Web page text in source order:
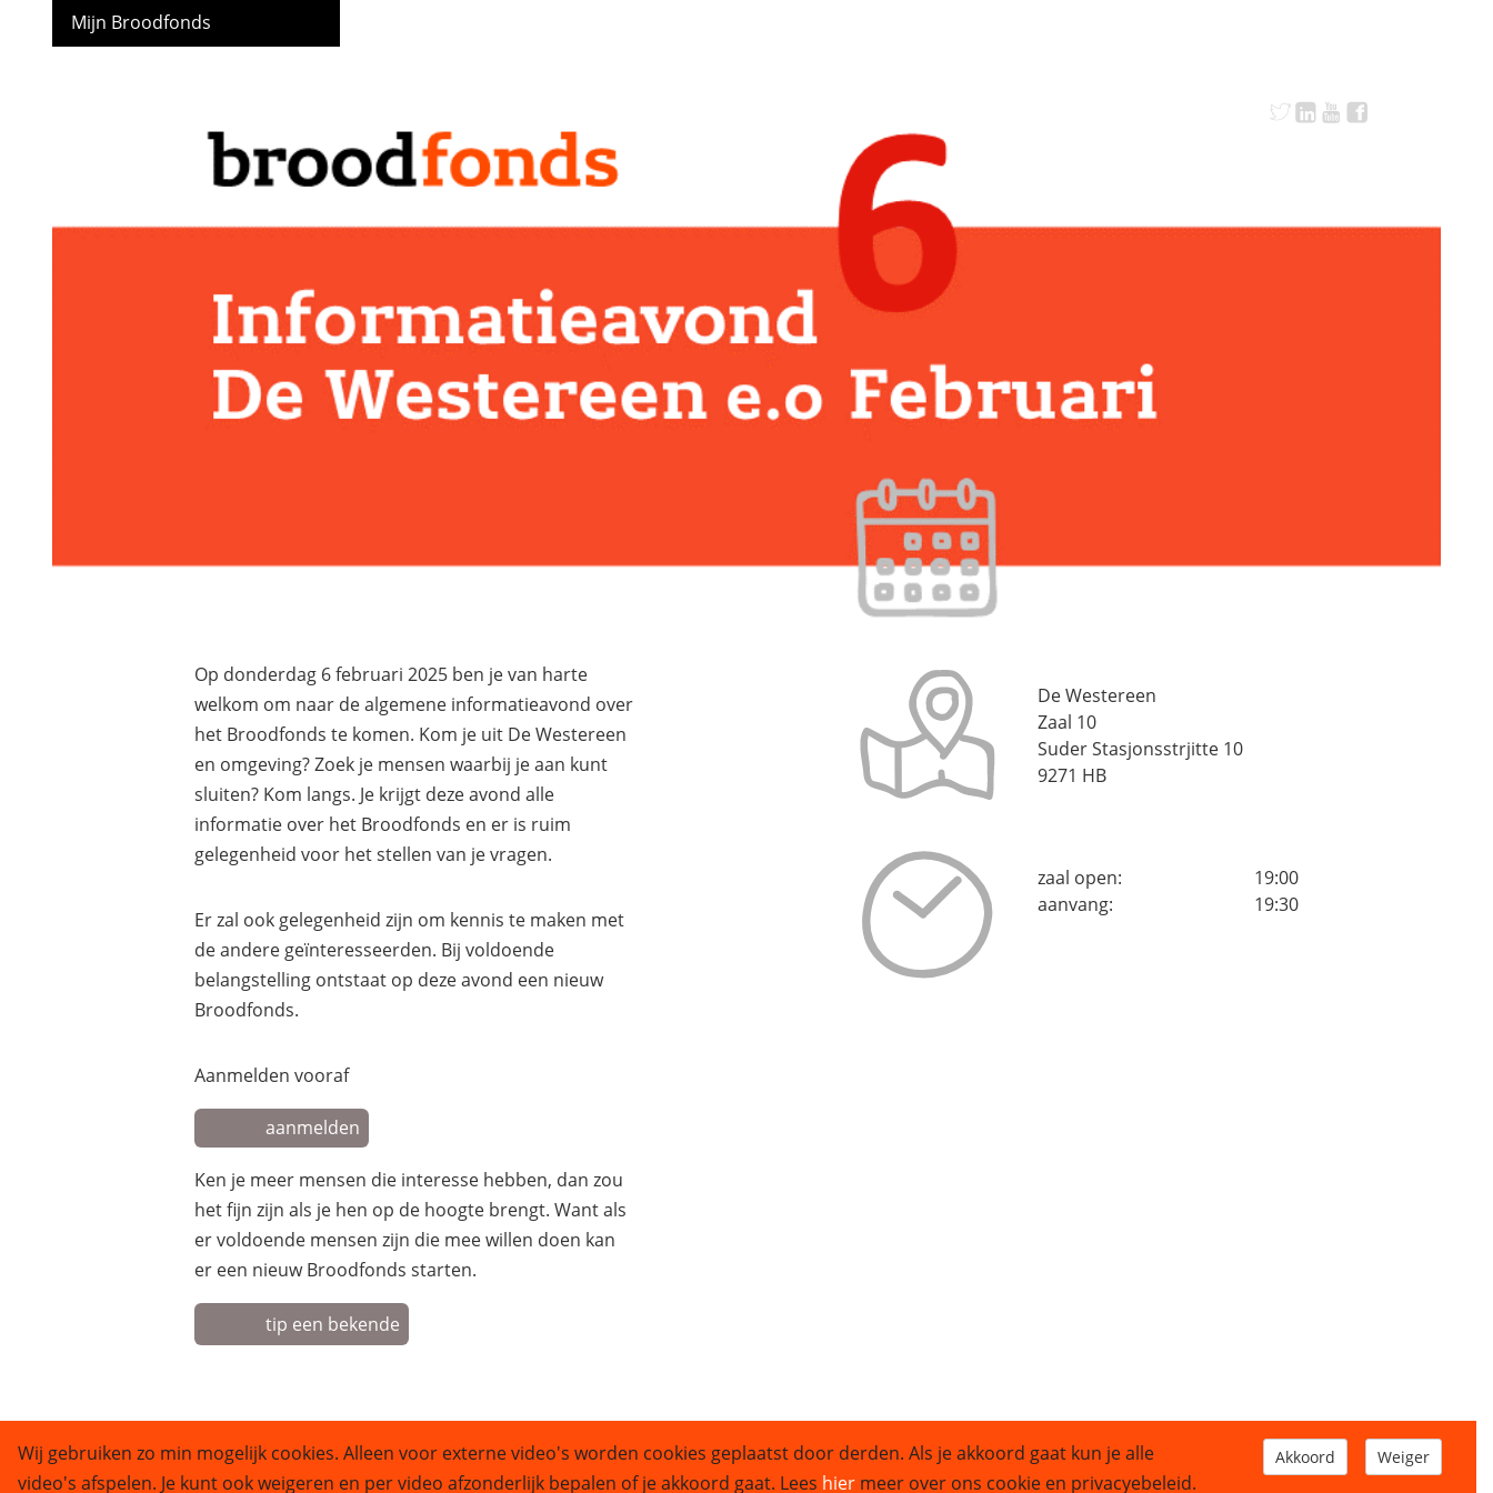
Mijn Broodfonds
Op donderdag 6 februari 2025 ben je van harte
welkom om naar de algemene informatieavond over
het Broodfonds te komen. Kom je uit De Westereen
en omgeving? Zoek je mensen waarbij je aan kunt
sluiten? Kom langs. Je krijgt deze avond alle
informatie over het Broodfonds en er is ruim
gelegenheid voor het stellen van je vragen.
Er zal ook gelegenheid zijn om kennis te maken met
de andere geïnteresseerden. Bij voldoende
belangstelling ontstaat op deze avond een nieuw
Broodfonds.
Aanmelden vooraf
aanmelden
Ken je meer mensen die interesse hebben, dan zou
het fijn zijn als je hen op de hoogte brengt. Want als
er voldoende mensen zijn die mee willen doen kan
er een nieuw Broodfonds starten.
tip een bekende
De Westereen
Zaal 10
Suder Stasjonsstrjitte 10
9271 HB
zaal open:
19:00
aanvang:
19:30
Wij gebruiken zo min mogelijk cookies. Alleen voor externe video's worden cookies geplaatst door derden. Als je akkoord gaat kun je alle
video's afspelen. Je kunt ook weigeren en per video afzonderlijk bepalen of je akkoord gaat. Lees hier meer over ons cookie en privacyebeleid.
Weiger
Akkoord